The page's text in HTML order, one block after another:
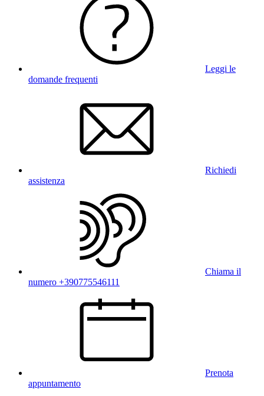
Leggi le
domande frequenti
Richiedi
assistenza
Chiama il
numero +390775546111
Prenota
appuntamento